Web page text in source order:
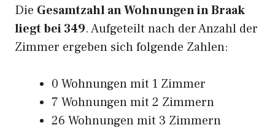
Die Gesamtzahl an Wohnungen in Braak
liegt bei 349. Aufgeteilt nach der Anzahl der
Zimmer ergeben sich folgende Zahlen:
0 Wohnungen mit 1 Zimmer
7 Wohnungen mit 2 Zimmern
26 Wohnungen mit 3 Zimmern